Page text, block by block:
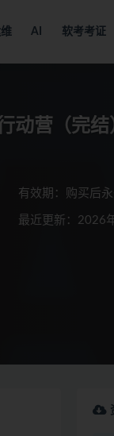
AI 软考考证
动营（完结
有效期：购买后
最近更新：2026